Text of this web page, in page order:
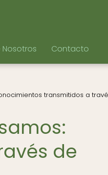
Nosotros Contacto
transmitidos a
de